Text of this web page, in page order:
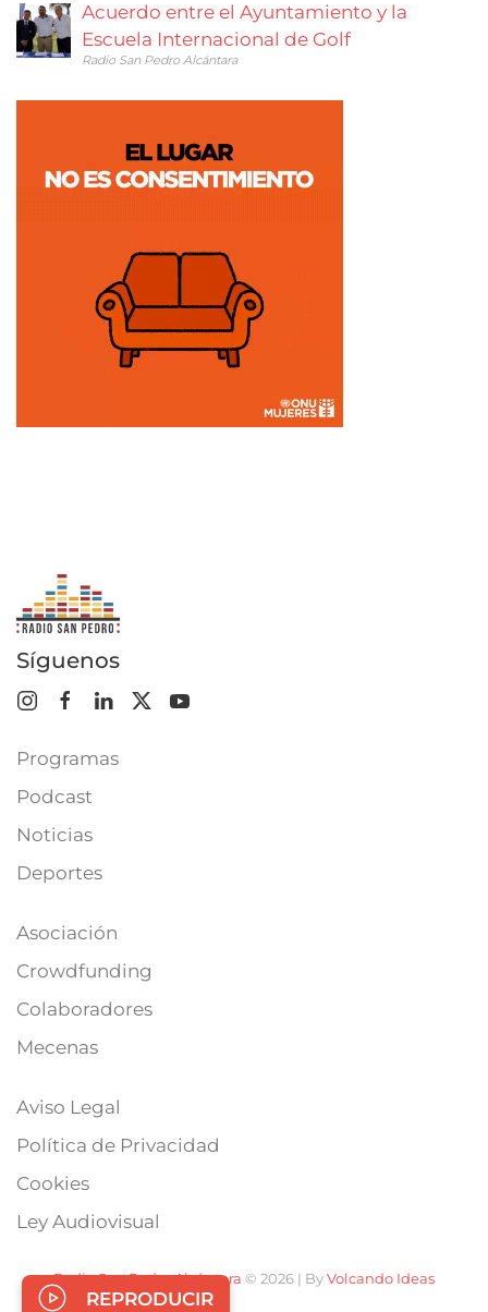
Acuerdo entre el Ayuntamiento y la
Escuela Internacional de Golf
Radio San Pedro Alcántara
Síguenos
Programas
Podcast
Noticias
Deportes
Asociación
Crowdfunding
Colaboradores
Mecenas
Aviso Legal
Política de Privacidad
Cookies
Ley Audiovisual
Radio San Pedro Alcántara © 2026 | ByVolcando Ideas
REPRODUCIR